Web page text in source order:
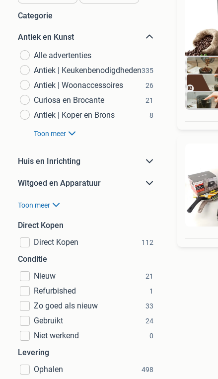
Categorie
Antiek en Kunst
Alle advertenties
Antiek | Keukenbenodigdheden335
Antiek | Woonaccessoires 26
Curiosa en Brocante 21
Antiek | Koper en Brons 8
Toon meer
Huis en Inrichting
Witgoed en Apparatuur
Toon meer
Direct Kopen
Direct Kopen
112
Conditie
Nieuw
21
Refurbished 1
Zo goed als nieuw 33
Gebruikt 24
Niet werkend 0
Levering
Ophalen
498